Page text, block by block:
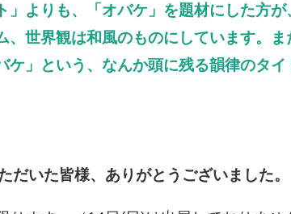
よりも、「オバケ」を題材にした方が
、世界観は和風のものにしています。
ケ」という、なんか頭に残る韻律のタ
だいた皆様、ありがとうございました。